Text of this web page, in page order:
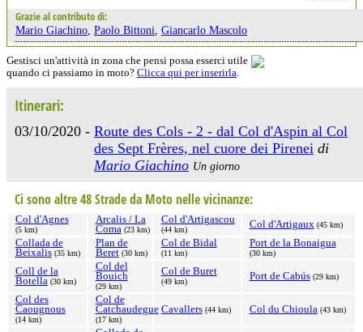
Grazie al contributo di:
Mario Giachino Paolo Bittoni Giancarlo Mascolo
Gestisci un'attività in zona che pensi possa esserci utile
quando ci passiamo in moto? Clicca qui per inserirla.
Itinerari:
03/10/2020 - Route des Cols - 2 - dal Col d'Aspin al Col
des Sept Frères, nel cuore dei Pirenei di
Mario Giachino Un giorno
Ci sono altre 48 Strade da Moto nelle vicinanze:
Col d'Agnes
(5 km)
Arcalis / La
Coma (23 km)
Col d'Artigascou
(44 km) Col d'Artigaux (45 km)
Collada de
Beixalis (35 km)
Plan de
Beret (30 km)
Col de Bidal
(11 km)
Port de la Bonaigua
(30 km)
Coll de la
Botella (30 km)
Col del
Bouich
(29 km)
Col de Buret
(49 km) Port de Cabús (29 km)
Col des
Caougnous
(14 km)
Col de
Catchaudegue
(17 km)
Cavallers (44 km) Col du Chioula (43 km)